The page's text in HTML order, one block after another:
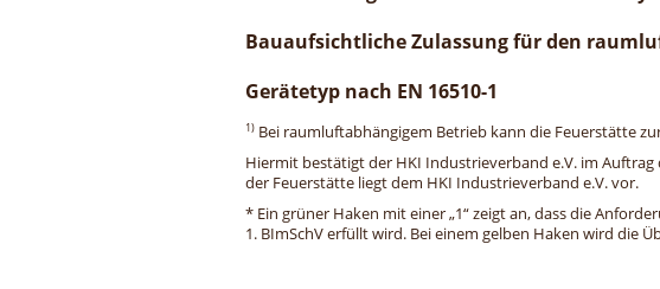
Bauaufsichtliche Zulassung für den
Gerätetyp nach EN 16510-1
1) Bei raumluftabhängigem Betrieb kann die Feuerstätte
Hiermit bestätigt der HKI Industrieverband e.V. im
der Feuerstätte liegt dem HKI Industrieverband e.V. vor.
* Ein grüner Haken mit einer „1“ zeigt an, dass die
1. BImSchV erfüllt wird. Bei einem gelben Haken wird die